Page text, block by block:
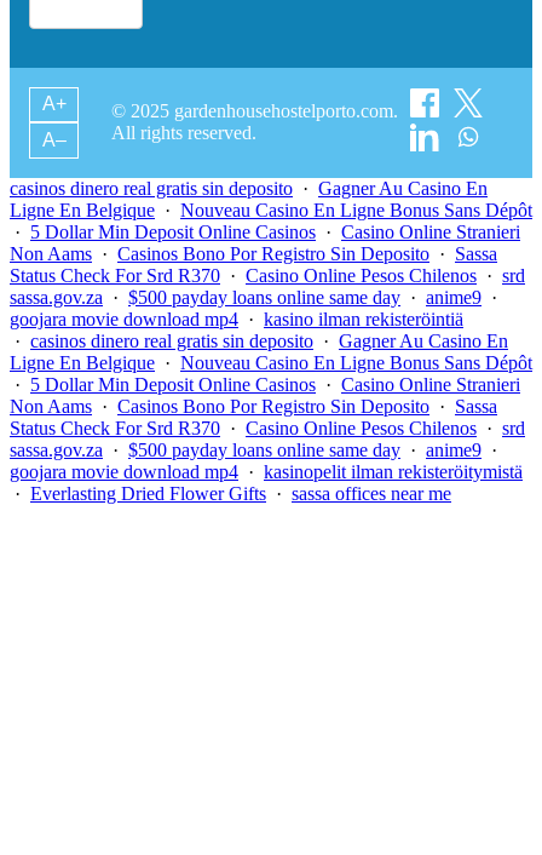
A+
A–
© 2025 gardenhousehostelporto.com.
All rights reserved.
casinos dinero real gratis sin deposito · Gagner Au Casino En
Ligne En Belgique · Nouveau Casino En Ligne Bonus Sans Dépôt
· 5 Dollar Min Deposit Online Casinos · Casino Online Stranieri
Non Aams · Casinos Bono Por Registro Sin Deposito · Sassa
Status Check For Srd R370 · Casino Online Pesos Chilenos · srd
sassa.gov.za · $500 payday loans online same day · anime9 ·
goojara movie download mp4 · kasino ilman rekisteröintiä
· casinos dinero real gratis sin deposito · Gagner Au Casino En
Ligne En Belgique · Nouveau Casino En Ligne Bonus Sans Dépôt
· 5 Dollar Min Deposit Online Casinos · Casino Online Stranieri
Non Aams · Casinos Bono Por Registro Sin Deposito · Sassa
Status Check For Srd R370 · Casino Online Pesos Chilenos · srd
sassa.gov.za · $500 payday loans online same day · anime9 ·
goojara movie download mp4 · kasinopelit ilman rekisteröitymistä
· Everlasting Dried Flower Gifts · sassa offices near me